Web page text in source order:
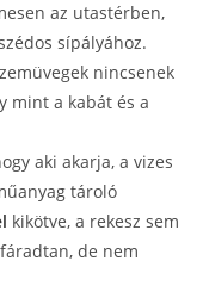
az utastérben,
sípályához.
nincsenek
mint a kabát és a
aki akarja, a vizes
tároló
kikötve, a rekesz sem
de nem